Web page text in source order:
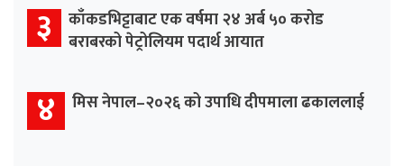
३
काँकडभिट्टाबाट एक वर्षमा २४ अर्ब ५० करोड
बराबरको पेट्रोलियम पदार्थ आयात
४ मिस नेपाल–२०२६ को उपाधि दीपमाला ढकाललाई